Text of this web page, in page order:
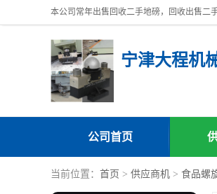
宁津大程机
公司首页
当前位置： 首页 > 供应商机 > 食品螺